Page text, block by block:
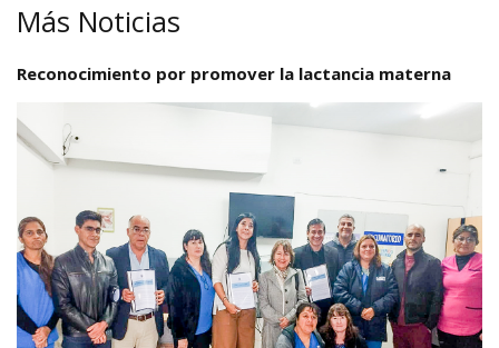
Más Noticias
Reconocimiento por promover la lactancia materna